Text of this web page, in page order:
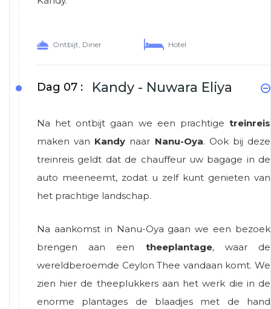
Ontbijt, Diner Hotel
Dag 07 : Kandy - Nuwara Eliya
Na het ontbijt gaan we een prachtige treinreis
maken van Kandy naar Nanu-Oya. Ook bij deze
treinreis geldt dat de chauffeur uw bagage in de
auto meeneemt, zodat u zelf kunt genieten van
het prachtige landschap.
Na aankomst in Nanu-Oya gaan we een bezoek
brengen aan een theeplantage, waar de
wereldberoemde Ceylon Thee vandaan komt. We
zien hier de theeplukkers aan het werk die in de
enorme plantages de blaadjes met de hand